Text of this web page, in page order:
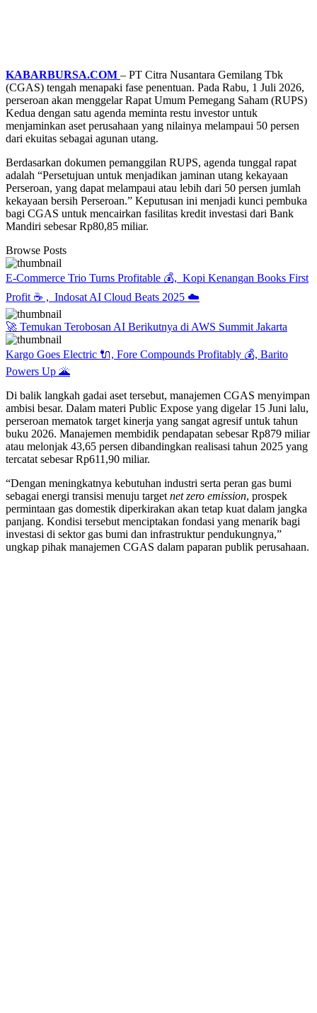
KABARBURSA.COM – PT Citra Nusantara Gemilang Tbk
(CGAS) tengah menapaki fase penentuan. Pada Rabu, 1 Juli 2026,
perseroan akan menggelar Rapat Umum Pemegang Saham (RUPS)
Kedua dengan satu agenda meminta restu investor untuk
menjaminkan aset perusahaan yang nilainya melampaui 50 persen
dari ekuitas sebagai agunan utang.
Berdasarkan dokumen pemanggilan RUPS, agenda tunggal rapat
adalah “Persetujuan untuk menjadikan jaminan utang kekayaan
Perseroan, yang dapat melampaui atau lebih dari 50 persen jumlah
kekayaan bersih Perseroan.” Keputusan ini menjadi kunci pembuka
bagi CGAS untuk mencairkan fasilitas kredit investasi dari Bank
Mandiri sebesar Rp80,85 miliar.
Browse Posts
E-Commerce Trio Turns Profitable 💰, Kopi Kenangan Books First
Profit ☕ , Indosat AI Cloud Beats 2025 ☁️
🚀 Temukan Terobosan AI Berikutnya di AWS Summit Jakarta
Kargo Goes Electric 🔌, Fore Compounds Profitably 💰, Barito
Powers Up 🌋
Di balik langkah gadai aset tersebut, manajemen CGAS menyimpan
ambisi besar. Dalam materi Public Expose yang digelar 15 Juni lalu,
perseroan mematok target kinerja yang sangat agresif untuk tahun
buku 2026. Manajemen membidik pendapatan sebesar Rp879 miliar
atau melonjak 43,65 persen dibandingkan realisasi tahun 2025 yang
tercatat sebesar Rp611,90 miliar.
“Dengan meningkatnya kebutuhan industri serta peran gas bumi
sebagai energi transisi menuju target net zero emission, prospek
permintaan gas domestik diperkirakan akan tetap kuat dalam jangka
panjang. Kondisi tersebut menciptakan fondasi yang menarik bagi
investasi di sektor gas bumi dan infrastruktur pendukungnya,”
ungkap pihak manajemen CGAS dalam paparan publik perusahaan.